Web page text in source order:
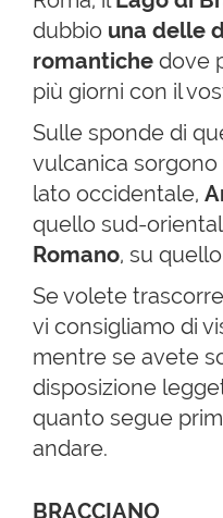
dubbio una delle
romantiche dove
più giorni con il
Sulle sponde di
vulcanica sorgono
lato occidentale,
quello sud-
Romano, su
Se volete
vi consigliamo di
mentre se avete
disposizione
quanto segue
andare.
BRACCIANO